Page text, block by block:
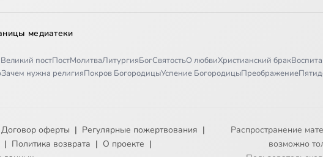
медиатеки
Великий постПостМолитваЛитургияБогСвятостьО любвиХристианский брак
Зачем нужна религияПокров БогородицыУспение БогородицыПреображение
Договор оферты | Регулярные пожертвования |
| Политика возврата | О проекте |
Распространение
возможно